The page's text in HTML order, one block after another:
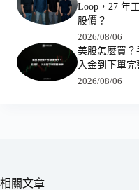
Loop，27 年
股價？
2026/08/06
美股怎麼買？
入金到下單完
2026/08/06
相關文章